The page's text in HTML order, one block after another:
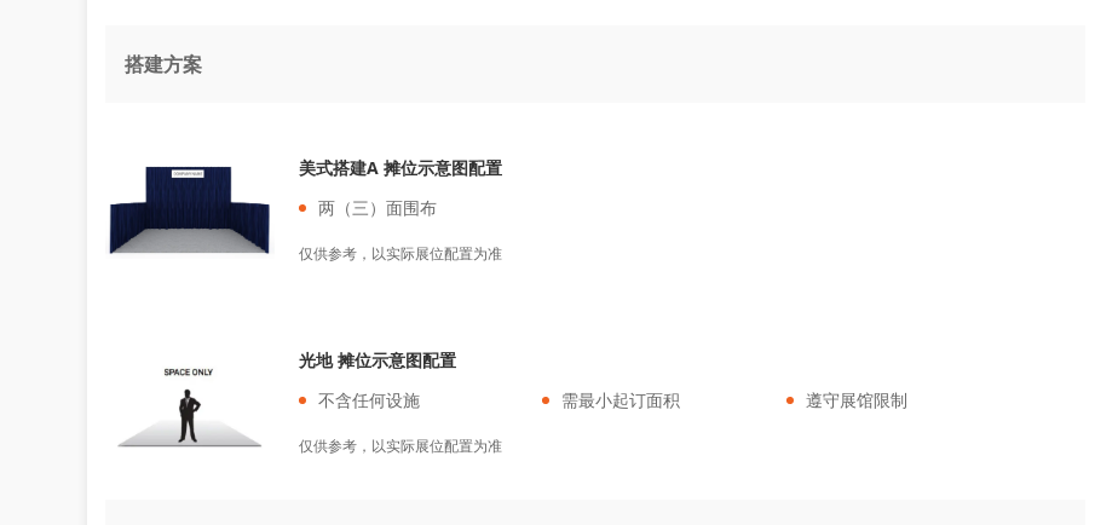
搭建方案
美式搭建A 摊位示意图配置
两（三）面围布
仅供参考，以实际展位配置为准
光地 摊位示意图配置
不含任何设施
需最小起订面积 遵守展馆限制
仅供参考，以实际展位配置为准